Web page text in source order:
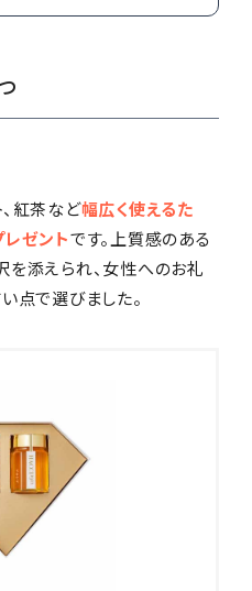
紅茶など幅広く使えるた
ゼントです。上質感のある
添えられ、女性へのお礼
点で選びました。